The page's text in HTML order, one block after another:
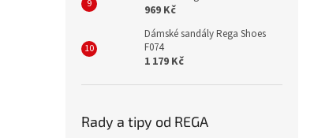
969 Kč
Dámské sandály Rega Shoes
F074
1 179 Kč
Rady a tipy od REGA